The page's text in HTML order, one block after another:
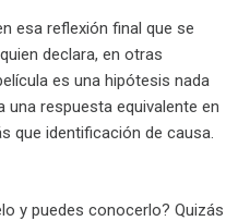
esa reflexión final que se
declara, en otras
es una hipótesis nada
respuesta equivalente en
que identificación de causa.
y puedes conocerlo? Quizás